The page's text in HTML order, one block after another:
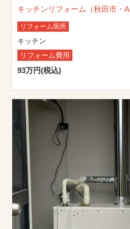
キッチンリフォーム（秋田市・A
リフォーム箇所
キッチン
リフォーム費用
93万円(税込)